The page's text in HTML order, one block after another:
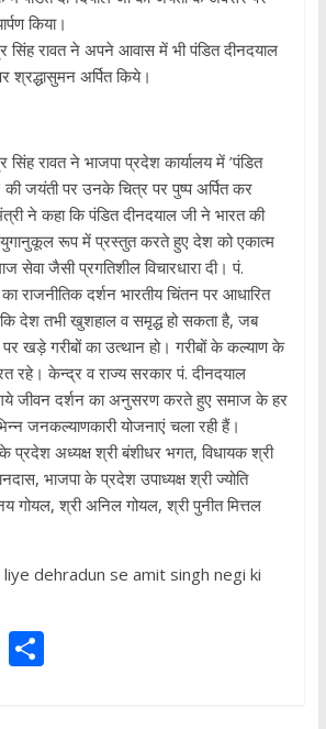
किया।
सिंह रावत ने अपने आवास में भी पंडित दीनदयाल
श्रद्धासुमन अर्पित किये।
सिंह रावत ने भाजपा प्रदेश कार्यालय में ’पंडित
की जयंती पर उनके चित्र पर पुष्प अर्पित कर
ने कहा कि पंडित दीनदयाल जी ने भारत की
युगानुकूल रूप में प्रस्तुत करते हुए देश को एकात्म
सेवा जैसी प्रगतिशील विचारधारा दी। पं.
राजनीतिक दर्शन भारतीय चिंतन पर आधारित
देश तभी खुशहाल व समृद्ध हो सकता है, जब
खड़े गरीबों का उत्थान हो। गरीबों के कल्याण के
रहे। केन्द्र व राज्य सरकार पं. दीनदयाल
गये जीवन दर्शन का अनुसरण करते हुए समाज के हर
जनकल्याणकारी योजनाएं चला रही हैं।
प्रदेश अध्यक्ष श्री बंशीधर भगत, विधायक श्री
भाजपा के प्रदेश उपाध्यक्ष श्री ज्योति
गोयल, श्री अनिल गोयल, श्री पुनीत मित्तल
dehradun se amit singh negi ki
W S